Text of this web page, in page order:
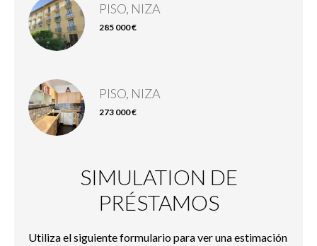
PISO, NIZA
285 000 €
PISO, NIZA
273 000 €
SIMULATION DE
PRÉSTAMOS
Utiliza el siguiente formulario para ver una estimación